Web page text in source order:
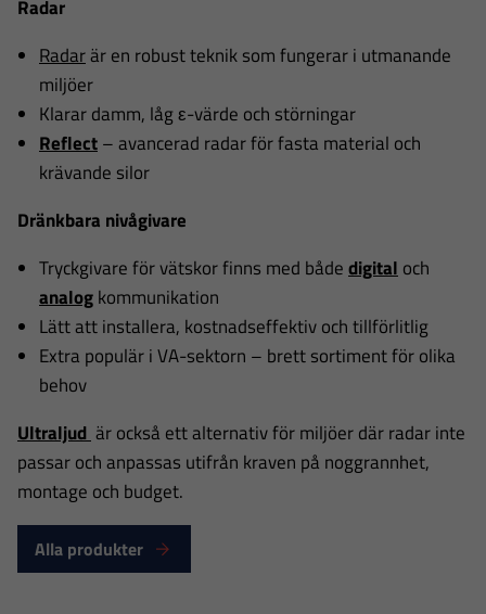
Radar
Radarär en robust teknik som fungerar i utmanande
miljöer
Klarar damm, låg ε-värde och störningar
Reflect– avancerad radar för fasta material och
krävande silor
Dränkbara nivågivare
Tryckgivare för vätskor finns med bådedigital och
analogkommunikation
Lätt att installera, kostnadseffektiv och tillförlitlig
Extra populär i VA-sektorn – brett sortiment för olika
behov
Ultraljud är också ett alternativ för miljöer där radar inte
passar och anpassas utifrån kraven på noggrannhet,
montage och budget.
Alla produkter